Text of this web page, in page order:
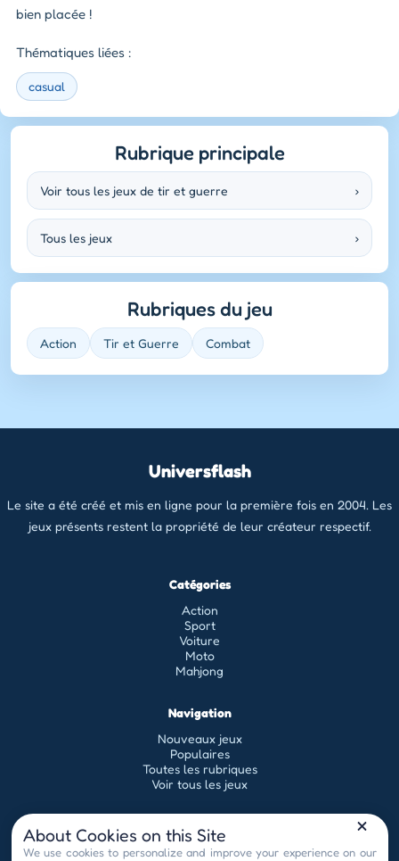
bien placée !
Thématiques liées :
casual
Rubrique principale
Voir tous les jeux de tir et guerre ›
Tous les jeux ›
Rubriques du jeu
Action Tir et Guerre Combat
Universflash
Le site a été créé et mis en ligne pour la première fois en 2004. Les
jeux présents restent la propriété de leur créateur respectif.
Catégories
Action
Sport
Voiture
Moto
Mahjong
Navigation
Nouveaux jeux
Populaires
Toutes les rubriques
Voir tous les jeux
Légal
Conditions générales d'utilisation
About Cookies on this Site
We use cookies to personalize and improve your experience on our